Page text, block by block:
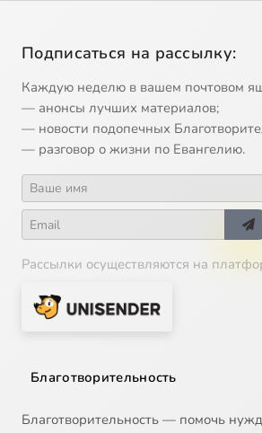
Подписаться на рассылку:
Каждую неделю в вашем почтовом
— анонсы лучших материалов;
— новости подопечных
— разговор о жизни по Евангелию.
Рассылки осуществляются на
Благотворительность
Благотворительность — помочь